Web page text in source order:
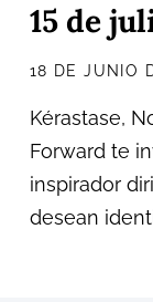
15 de
18 DE JUNIO
Kérastase,
Forward te
inspirador
desean